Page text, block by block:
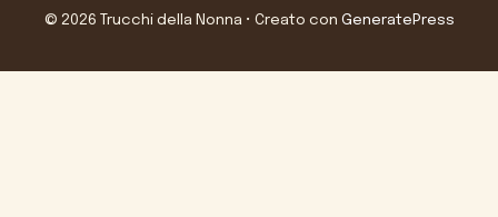
© 2026 Trucchi della Nonna • Creato con GeneratePress